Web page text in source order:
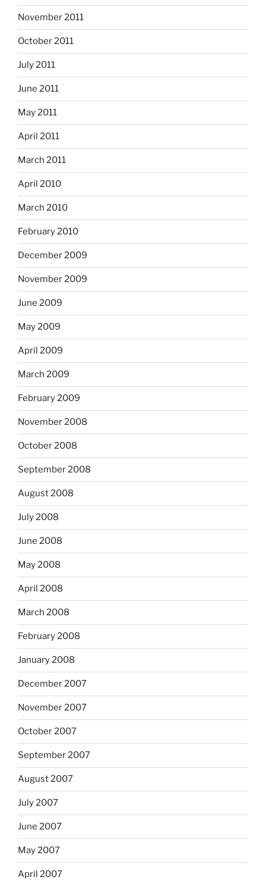
November 2011
October 2011
July 2011
June 2011
May 2011
April 2011
March 2011
April 2010
March 2010
February 2010
December 2009
November 2009
June 2009
May 2009
April 2009
March 2009
February 2009
November 2008
October 2008
September 2008
August 2008
July 2008
June 2008
May 2008
April 2008
March 2008
February 2008
January 2008
December 2007
November 2007
October 2007
September 2007
August 2007
July 2007
June 2007
May 2007
April 2007